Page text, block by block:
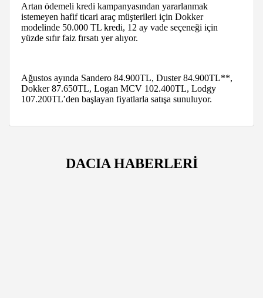
Artan ödemeli kredi kampanyasından yararlanmak
istemeyen hafif ticari araç müşterileri için Dokker
modelinde 50.000 TL kredi, 12 ay vade seçeneği için
yüzde sıfır faiz fırsatı yer alıyor.
Ağustos ayında Sandero 84.900TL, Duster 84.900TL**,
Dokker 87.650TL, Logan MCV 102.400TL, Lodgy
107.200TL’den başlayan fiyatlarla satışa sunuluyor.
DACIA HABERLERİ